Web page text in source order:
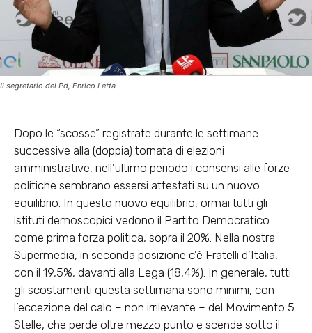
Il segretario del Pd, Enrico Letta
Dopo le “scosse” registrate durante le settimane
successive alla (doppia) tornata di elezioni
amministrative, nell’ultimo periodo i consensi alle forze
politiche sembrano essersi attestati su un nuovo
equilibrio. In questo nuovo equilibrio, ormai tutti gli
istituti demoscopici vedono il Partito Democratico
come prima forza politica, sopra il 20%. Nella nostra
Supermedia, in seconda posizione c’è Fratelli d’Italia,
con il 19,5%, davanti alla Lega (18,4%). In generale, tutti
gli scostamenti questa settimana sono minimi, con
l’eccezione del calo – non irrilevante – del Movimento 5
Stelle, che perde oltre mezzo punto e scende sotto il